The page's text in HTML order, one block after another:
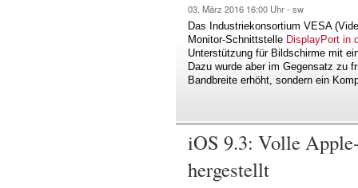
03. März 2016 16:00 Uhr - sw
Das Industriekonsortium VESA
Monitor-Schnittstelle DisplayPort in
Unterstützung für Bildschirme mit
Dazu wurde aber im Gegensatz zu
Bandbreite erhöht, sondern ein
iOS 9.3: Volle
hergestellt